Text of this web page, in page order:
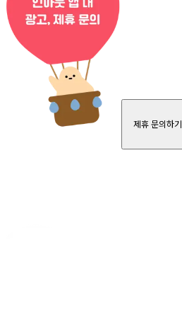
제휴 문의하기